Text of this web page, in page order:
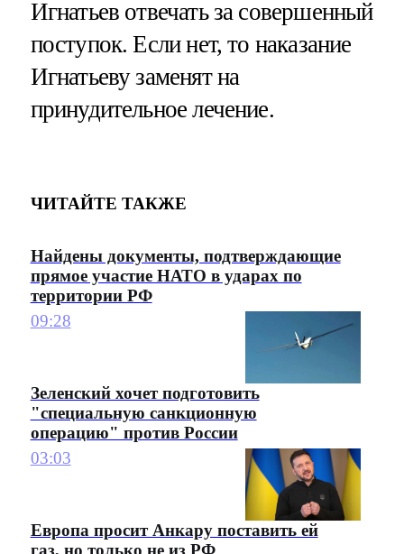
Игнатьев отвечать за совершенный
поступок. Если нет, то наказание
Игнатьеву заменят на
принудительное лечение.
ЧИТАЙТЕ ТАКЖЕ
Найдены документы, подтверждающие
прямое участие НАТО в ударах по
территории РФ
09:28
Зеленский хочет подготовить
"специальную санкционную
операцию" против России
03:03
Европа просит Анкару поставить ей